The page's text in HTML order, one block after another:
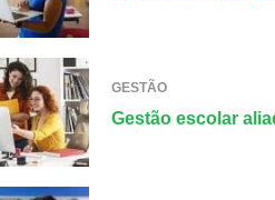
GESTÃO
Gestão escolar